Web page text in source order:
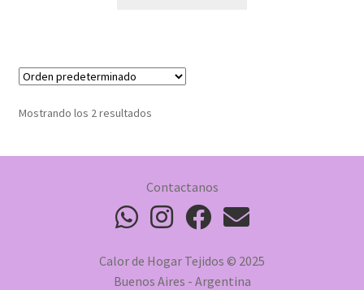
Mostrando los 2 resultados
Contactanos
Calor de Hogar Tejidos © 2025
Buenos Aires - Argentina